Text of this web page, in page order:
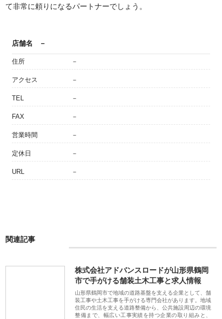
て非常に頼りになるパートナーでしょう。
店舗名 －
住所 －
アクセス －
TEL －
FAX －
営業時間 －
定休日 －
URL －
関連記事
株式会社アドバンスロードが山形県鶴岡
市で手がける舗装土木工事と求人情報
山形県鶴岡市で地域の道路基盤を支える企業として、舗
装工事や土木工事を手がける専門会社があります。地域
住民の生活を支える道路整備から、公共施設周辺の環境
整備まで、幅広い工事実績を持つ企業の取り組みと、